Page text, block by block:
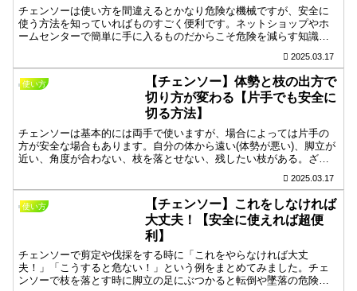
チェンソーは使い方を間違えるとかなり危険な機械ですが、安全に
使う方法を知っていればものすごく便利です。ネットショップやホ
ームセンターで簡単に手に入るものだからこそ危険を減らす知識は
にすることです。早く切ろうとすると、つい力が入ってしまいます
がそれが危険になります。安全に使う方法をまとめましたので、見
ていただいた方の知識になれたら嬉しいです。
2025.03.17
使い方
【チェンソー】体勢と枝の出方で
切り方が変わる【片手でも安全に
切る方法】
チェンソーは基本的には両手で使いますが、場合によっては片手の
方が安全な場合もあります。自分の体から遠い(体勢が悪い)、脚立が
近い、角度が合わない、枝を落とせない、残したい枝がある。ざっ
ることがあります。そう感じる理由とやり方をまとめてみました。
2025.03.17
使い方
【チェンソー】これをしなければ
大丈夫！【安全に使えれば超便
利】
チェンソーで剪定や伐採をする時に「これをやらなければ大丈
夫！」「こうすると危ない！」という例をまとめてみました。チェ
ンソーで枝を落とす時に脚立の足にぶつかると転倒や墜落の危険が